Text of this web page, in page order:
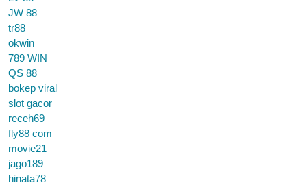
JW 88
tr88
okwin
789 WIN
QS 88
bokep viral
slot gacor
receh69
fly88 com
movie21
jago189
hinata78